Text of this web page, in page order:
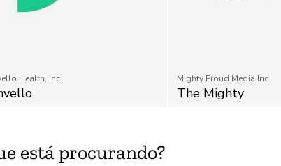
Health, Inc. Mighty Proud Media Inc
The Mighty
está procurando?